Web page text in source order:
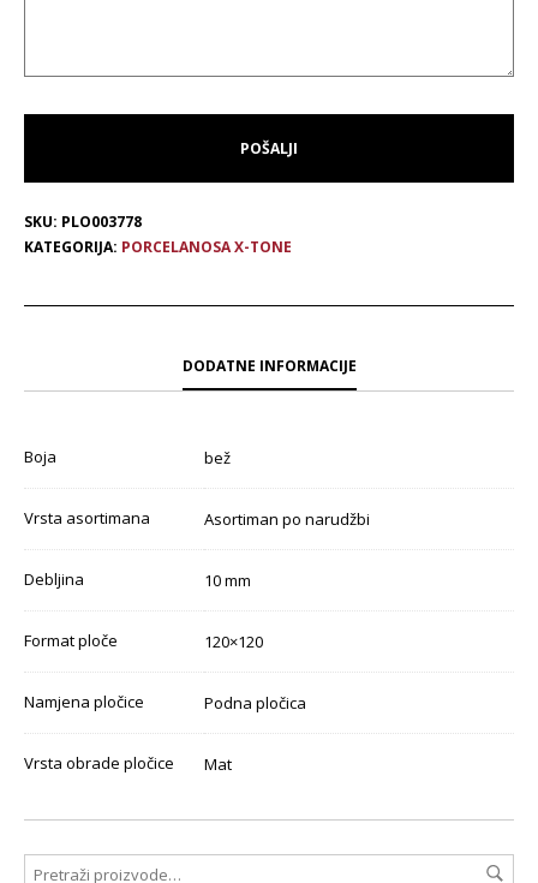
SKU: PLO003778
KATEGORIJA: PORCELANOSA X-TONE
DODATNE INFORMACIJE
Boja bež
Vrsta asortimana Asortiman po narudžbi
Debljina 10 mm
Format ploče 120×120
Namjena pločice Podna pločica
Vrsta obrade pločice Mat